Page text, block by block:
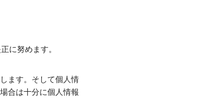
に努めます。
ます。そして個人情
合は十分に個人情報